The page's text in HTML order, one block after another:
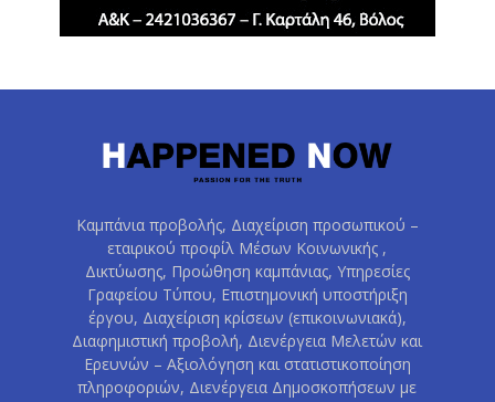
Καμπάνια προβολής, Διαχείριση προσωπικού –
εταιρικού προφίλ Μέσων Κοινωνικής ,
Δικτύωσης, Προώθηση καμπάνιας, Υπηρεσίες
Γραφείου Τύπου, Επιστημονική υποστήριξη
έργου, Διαχείριση κρίσεων (επικοινωνιακά),
Διαφημιστική προβολή, Διενέργεια Μελετών και
Ερευνών – Αξιολόγηση και στατιστικοποίηση
πληροφοριών, Διενέργεια Δημοσκοπήσεων με